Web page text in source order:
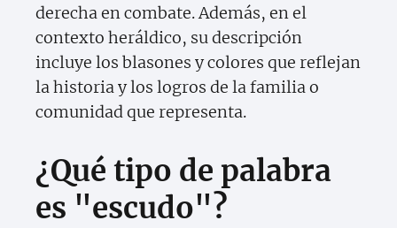
derecha en combate. Además, en el
contexto heráldico, su descripción
incluye los blasones y colores que reflejan
la historia y los logros de la familia o
comunidad que representa.
¿Qué tipo de palabra
es "escudo"?